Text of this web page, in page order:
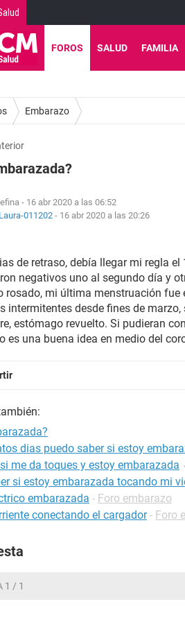
FOROS SALUD FAMILIA
Embarazo
- 16 abr 2020 a las 06:52
Laura-011202 - 16 abr 2020 a las 20:26
de retraso, debía llegar mi regla
negativos uno al segundo día y
rosado, mi última menstruación fue
intermitentes desde fines de
estómago revuelto. Si pudieran
es una buena idea en medio del
dias puedo saber si estoy
me da toques y estoy embarazada
si estoy embarazada tocando mi
embarazada - Foro embarazo
conectando el cargador - Foro
1 / 1